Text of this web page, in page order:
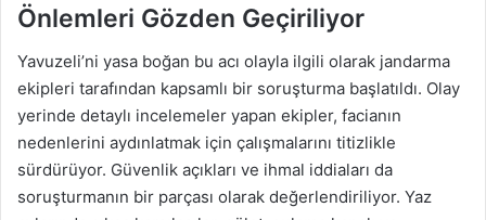
Önlemleri Gözden Geçiriliyor
Yavuzeli’ni yasa boğan bu acı olayla ilgili olarak jandarma
ekipleri tarafından kapsamlı bir soruşturma başlatıldı. Olay
yerinde detaylı incelemeler yapan ekipler, facianın
nedenlerini aydınlatmak için çalışmalarını titizlikle
sürdürüyor. Güvenlik açıkları ve ihmal iddiaları da
soruşturmanın bir parçası olarak değerlendiriliyor. Yaz